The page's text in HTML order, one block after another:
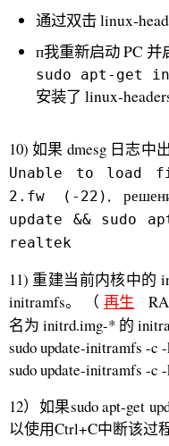
通过双击 linux-
п我重新启动 PC 并
sudo apt-get
安装了 linux-
10) 如果 dmesg 日志中
Unable to load
2.fw (-22) ,
update && sudo
realtek
11) 重建当前内核中的
initramfs。 （ 再生
名为 initrd.img-* 的
sudo update-initramfs -c
sudo update-initramfs -c
12）如果sudo apt-get
以使用Ctrl+C中断该过